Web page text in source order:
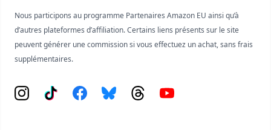
Nous participons au programme Partenaires Amazon EU ainsi qu’à
d’autres plateformes d’affiliation. Certains liens présents sur le site
peuvent générer une commission si vous effectuez un achat, sans frais
supplémentaires.
Instagram
Tiktok FacebookBlueskyThreadsYouTube